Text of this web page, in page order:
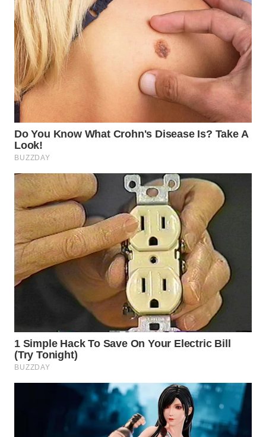
WN
TEBING
TINGGI
WN
PAKPAK
WN
BEKASI
WN
BOGOR
WN
DEPOK
SAMOSIR
WN